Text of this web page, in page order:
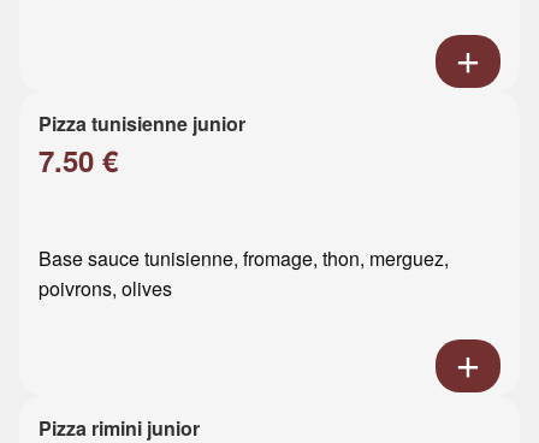
Pizza tunisienne junior
7.50 €
Base sauce tunisienne, fromage, thon, merguez,
poivrons, olives
Pizza rimini junior